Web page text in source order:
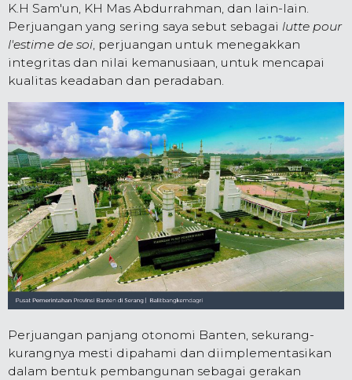
K.H Sam'un, KH Mas Abdurrahman, dan lain-lain.
Perjuangan yang sering saya sebut sebagai lutte pour
l'estime de soi, perjuangan untuk menegakkan
integritas dan nilai kemanusiaan, untuk mencapai
kualitas keadaban dan peradaban.
Perjuangan panjang otonomi Banten, sekurang-
kurangnya mesti dipahami dan diimplementasikan
dalam bentuk pembangunan sebagai gerakan